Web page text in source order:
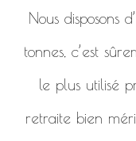
Nous disposons
tonnes, c’est
le plus utilisé
retraite bien